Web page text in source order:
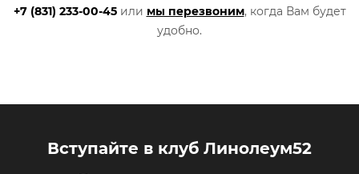
+7 (831) 233-00-45или мы перезвоним, когда Вам будет
удобно.
Вступайте в клуб Линолеум52